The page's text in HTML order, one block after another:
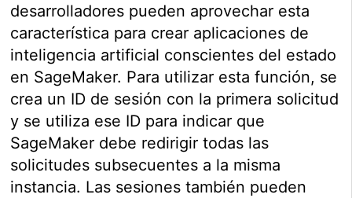
desarrolladores pueden aprovechar esta
característica para crear aplicaciones de
inteligencia artificial conscientes del estado
en SageMaker. Para utilizar esta función, se
crea un ID de sesión con la primera solicitud
y se utiliza ese ID para indicar que
SageMaker debe redirigir todas las
solicitudes subsecuentes a la misma
instancia. Las sesiones también pueden